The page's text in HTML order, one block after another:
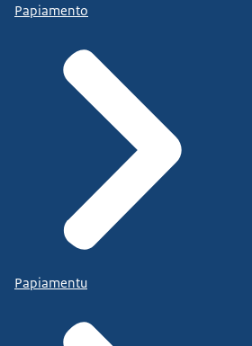
Papiamento
Papiamentu